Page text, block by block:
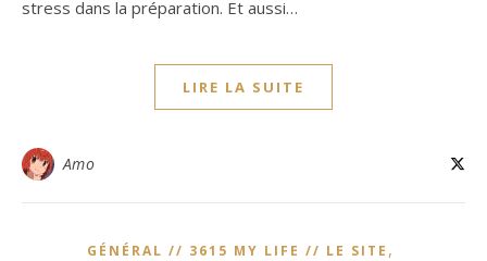
stress dans la préparation. Et aussi…
LIRE LA SUITE
Amo
GÉNÉRAL // 3615 MY LIFE // LE SITE ,